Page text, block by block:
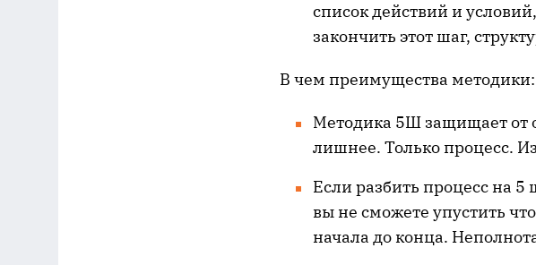
список действий и
закончить этот шаг,
В чем преимущества методики:
Методика 5Ш защищает от
лишнее. Только процесс.
Если разбить процесс на
вы не сможете упустить
начала до конца.